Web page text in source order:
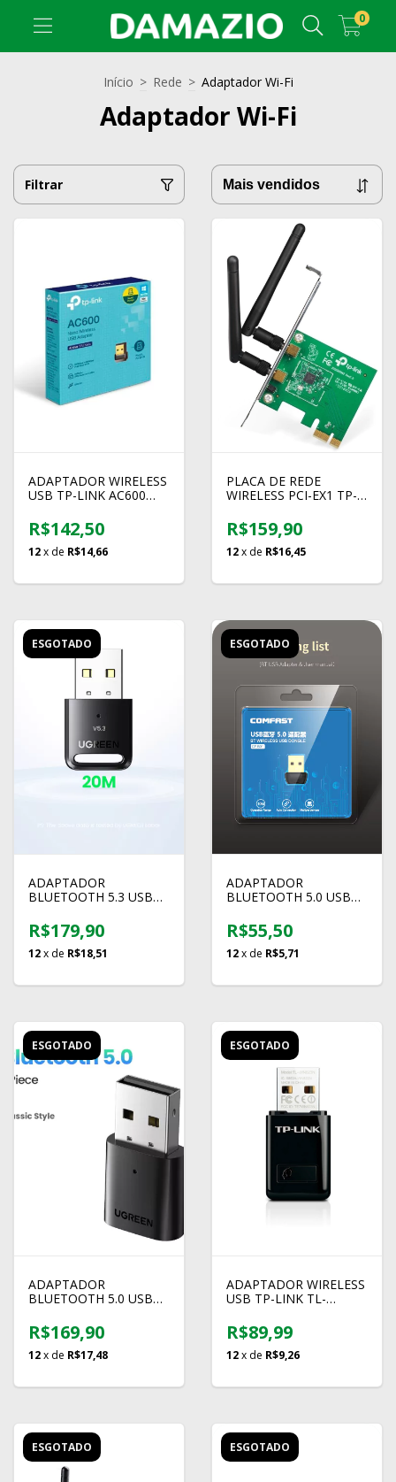
0
Início > Rede > Adaptador Wi-Fi
Adaptador Wi-Fi
Filtrar
ADAPTADOR WIRELESS
USB TP-LINK AC600
R$142,50
12x de R$14,66
PLACA DE REDE
WIRELESS PCI-EX1 TP-
300MBPS
R$159,90
12x de R$16,45
ESGOTADO
ADAPTADOR
BLUETOOTH 5.3 USB
TRANSMISSOR UGREEN
R$179,90
12x de R$18,51
ESGOTADO
ADAPTADOR
BLUETOOTH 5.0 USB
R$55,50
12x de R$5,71
ESGOTADO
ADAPTADOR
BLUETOOTH 5.0 USB
TRANSMISSOR UGREEN
R$169,90
12x de R$17,48
ESGOTADO
ADAPTADOR WIRELESS
USB TP-LINK TL-
R$89,99
12x de R$9,26
ESGOTADO ESGOTADO